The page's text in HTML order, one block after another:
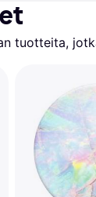
tuotteita,